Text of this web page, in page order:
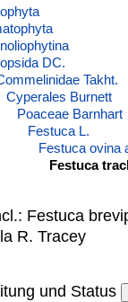
DC.
Takht.
Cyperales Burnett
Poaceae Barnhart
Festuca L.
Festuca ovina
Festuca
Festuca
R. Tracey
und Status